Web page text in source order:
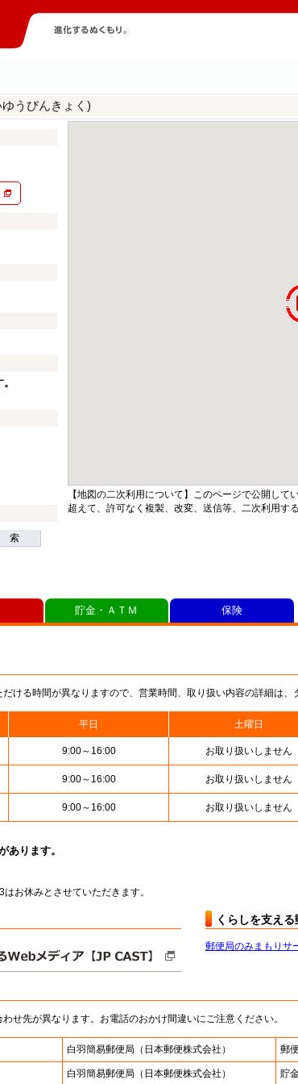
うびんきょく)
索
【地図の二次利用について】このページで公開し
超えて、許可なく複製、改変、送信等、二次利用す
ける時間が異なりますので、営業時間、取り扱い内容の詳細は、
平日 土曜日
9:00～16:00 お取り扱いしません
9:00～16:00 お取り扱いしません
9:00～16:00 お取り扱いしません
あります。
お休みとさせていただきます。
くらしを支え
郵便局のみまもりサ
せ先が異なります。お電話のおかけ間違いにご注意ください。
白羽簡易郵便局 （日本郵便株式会社） 郵
白羽簡易郵便局 （日本郵便株式会社） 貯
貯金・ＡＴＭ 保険